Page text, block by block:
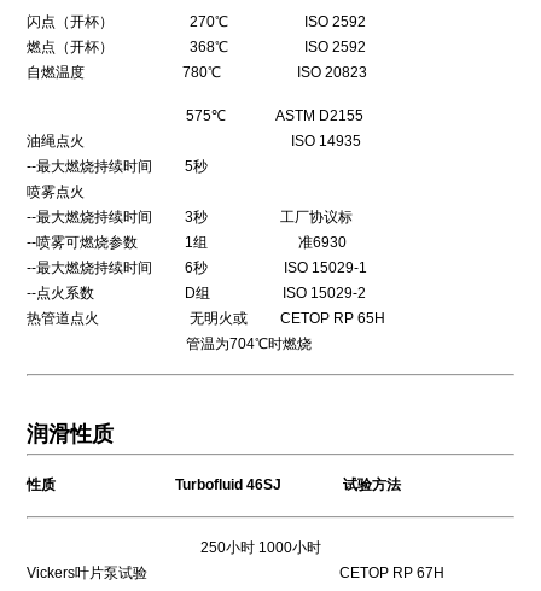
闪点（开杯） 270℃ ISO 2592
燃点（开杯） 368℃ ISO 2592
自燃温度 780℃ ISO 20823
575℃ ASTM D2155
油绳点火 ISO 14935
--最大燃烧持续时间 5秒
喷雾点火
--最大燃烧持续时间 3秒 工厂协议标
--喷雾可燃烧参数 1组 准6930
--最大燃烧持续时间 6秒 ISO 15029-1
--点火系数 D组 ISO 15029-2
热管道点火 无明火或 CETOP RP 65H
管温为704℃时燃烧
润滑性质
性质 Turbofluid 46SJ 试验方法
250小时 1000小时
Vickers叶片泵试验 CETOP RP 67H